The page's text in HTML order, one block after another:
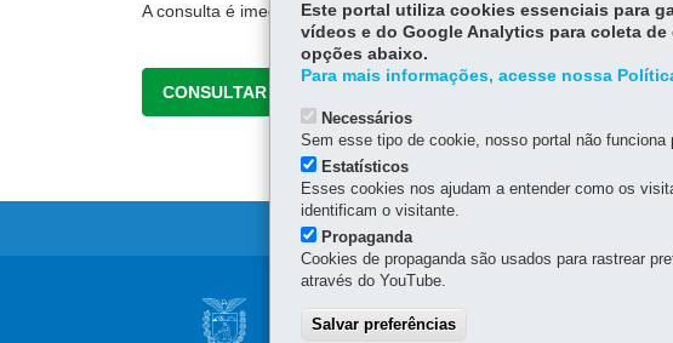
A consulta é imediata.
CONSULTAR
Navegação
NÚCLEO REGIONAL DE
Este portal utiliza cookies essenciais para
vídeos e do Google Analytics para coleta
opções abaixo.
Para mais informações, acesse nossa
Necessários
Sem esse tipo de cookie, nosso portal não
Estatísticos
Esses cookies nos ajudam a entender como os
identificam o visitante.
Propaganda
Cookies de propaganda são usados para rastrear
através do YouTube.
Salvar preferências